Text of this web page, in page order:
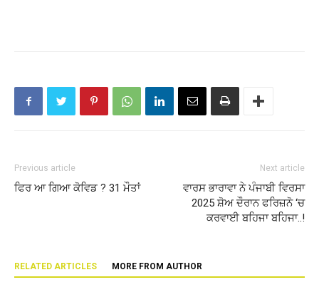
Previous article
ਫਿਰ ਆ ਗਿਆ ਕੋਵਿਡ ? 31 ਮੌਤਾਂ
Next article
ਵਾਰਸ ਭਾਰਾਵਾ ਨੇ ਪੰਜਾਬੀ ਵਿਰਸਾ
2025 ਸ਼ੋਅ ਦੌਰਾਨ ਫਰਿਜ਼ਨੋ ‘ਚ
ਕਰਵਾਈ ਬਹਿਜਾ ਬਹਿਜਾ..!
RELATED ARTICLES MORE FROM AUTHOR